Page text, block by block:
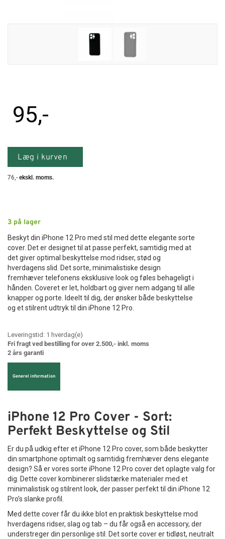
3 på lager
Beskyt din iPhone 12 Pro med stil med dette elegante sorte
cover. Det er designet til at passe perfekt, samtidig med at
det giver optimal beskyttelse mod ridser, stød og
hverdagens slid. Det sorte, minimalistiske design
fremhæver telefonens eksklusive look og føles behageligt i
hånden. Coveret er let, holdbart og giver nem adgang til alle
knapper og porte. Ideelt til dig, der ønsker både beskyttelse
og et stilrent udtryk til din iPhone 12 Pro.
95,-
Læg i kurven
76,- ekskl. moms.
Leveringstid: 1 hverdag(e)
Fri fragt ved bestilling for over 2.500,- inkl. moms
2 års garanti
Generel information
iPhone 12 Pro Cover - Sort:
Perfekt Beskyttelse og Stil
Er du på udkig efter et iPhone 12 Pro cover, som både beskytter
din smartphone optimalt og samtidig fremhæver dens elegante
design? Så er vores sorte iPhone 12 Pro cover det oplagte valg for
dig. Dette cover kombinerer slidstærke materialer med et
minimalistisk og stilrent look, der passer perfekt til din iPhone 12
Pro’s slanke profil.
Med dette cover får du ikke blot en praktisk beskyttelse mod
hverdagens ridser, slag og tab – du får også en accessory, der
understreger din personlige stil. Det sorte cover er tidløst, neutralt